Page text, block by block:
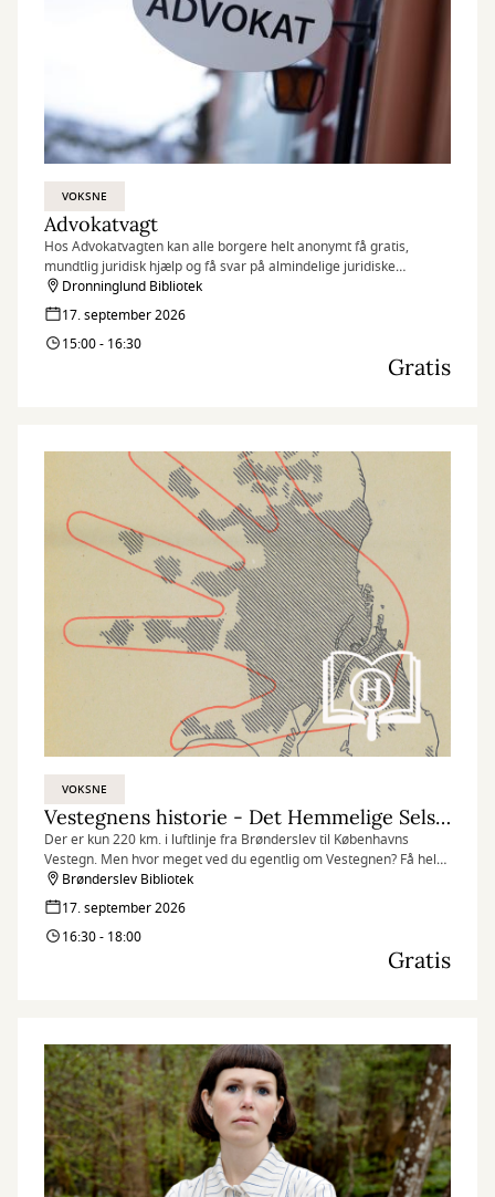
VOKSNE
Advokatvagt
Hos Advokatvagten kan alle borgere helt anonymt få gratis,
mundtlig juridisk hjælp og få svar på almindelige juridiske
spørgsmål i forbindelse med bl.a. skilsmisse, forældremyndighed,
fast ejendom, leje af bolig, arveforhold og erstatning.
Dronninglund Bibliotek
17. september 2026
15:00 - 16:30
Gratis
VOKSNE
Vestegnens historie - Det Hemmelige Selskab for Historie
Der er kun 220 km. i luftlinje fra Brønderslev til Københavns
Vestegn. Men hvor meget ved du egentlig om Vestegnen? Få hele
historien; fra landboegn til velfærdsforstad.
Brønderslev Bibliotek
17. september 2026
16:30 - 18:00
Gratis